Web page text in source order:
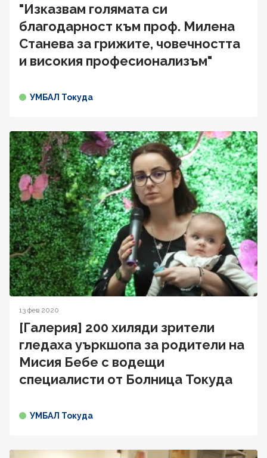
"Изказвам голямата си
благодарност към проф. Милена
Станева за грижите, човечността
и високия професионализъм"
УМБАЛ Токуда
13 фев 2020
[Галерия] 200 хиляди зрители
гледаха уъркшопа за родители на
Мисия Бебе с водещи
специалисти от Болница Токуда
УМБАЛ Токуда